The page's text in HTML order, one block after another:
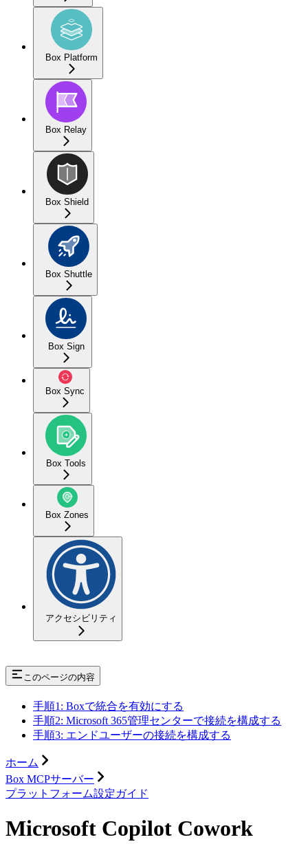
Box Platform
Box Relay
Box Shield
Box Shuttle
Box Sign
Box Sync
Box Tools
Box Zones
アクセシビリティ
このページの内容
手順1: Boxで統合を有効にする
手順2: Microsoft 365管理センターで接続を構成する
手順3: エンドユーザーの接続を構成する
ホーム
Box MCPサーバー
プラットフォーム設定ガイド
Microsoft Copilot Cowork